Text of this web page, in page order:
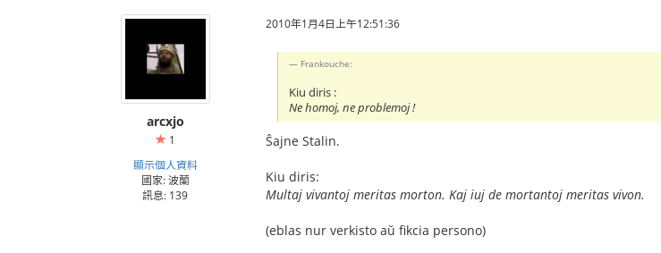
arcxjo
1
顯示個人資料
國家: 波蘭
訊息: 139
2010年1月4日上午12:51:36
Frankouche:
Kiu diris :
Ne homoj, ne problemoj !
Ŝajne Stalin.
Kiu diris:
Multaj vivantoj meritas morton. Kaj iuj de mortantoj meritas vivon.
(eblas nur verkisto aŭ fikcia persono)